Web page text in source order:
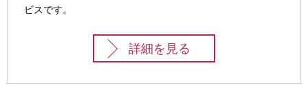
ビスです。
詳細を見る